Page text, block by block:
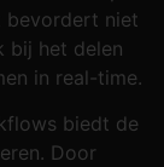
bevordert niet
bij het delen
in real-time.
biedt de
Door